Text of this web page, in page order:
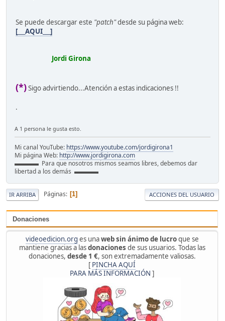
Donaciones
videoedicion.org es unaweb sin ánimo de lucroque se
mantiene gracias a lasdonaciones de sus usuarios. Todas las
donaciones, desde 1 €, son extremadamente valiosas.
[ PINCHA AQUÍ
PARA MÁS INFORMACIÓN ]
Se puede descargar este "patch"desde su página web:
[___AQUI___]
Jordi Girona
(*)Sigo advirtiendo...Atención a estas indicaciones !!
.
A 1 persona le gusta esto.
Mi canal YouTube: https://www.youtube.com/jordigirona1
Mi página Web: http://www.jordigirona.com
▬▬▬▬ Para que nosotros mismos seamos libres, debemos dar
libertad a los demás ▬▬▬▬
IR ARRIBA Páginas 1 ACCIONES DEL USUARIO